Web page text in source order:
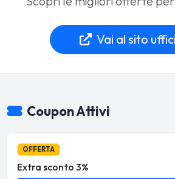
Vai al sito
Coupon Attivi
OFFERTA
Extra sconto 3%